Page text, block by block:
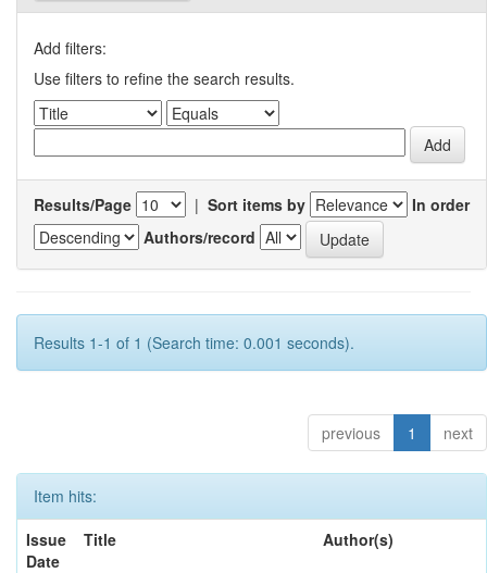
Add filters:
Use filters to refine the search results.
Results/Page | Sort items by
In order
Authors/record
Results 1-1 of 1 (Search time: 0.001 seconds).
previous 1 next
Item hits:
Issue
Date
Title Author(s)